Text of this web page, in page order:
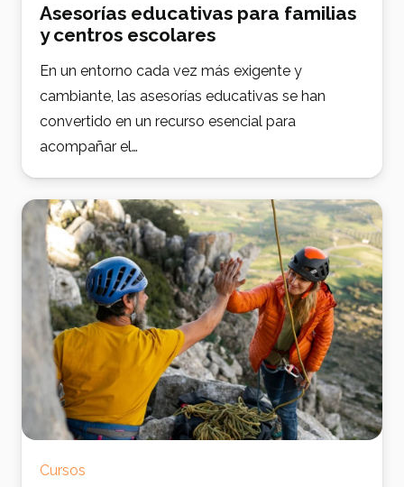
Asesorías educativas para familias
y centros escolares
En un entorno cada vez más exigente y
cambiante, las asesorías educativas se han
convertido en un recurso esencial para
acompañar el…
Cursos